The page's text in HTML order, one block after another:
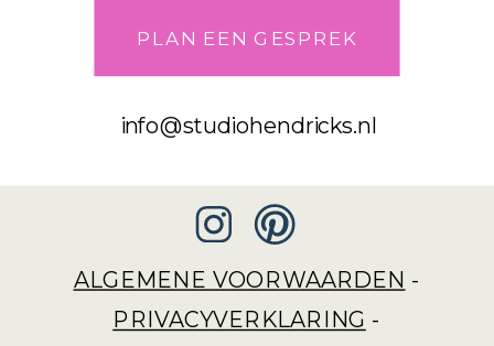
info@studiohendricks.nl
PLAN EEN GESPREK
ALGEMENE VOORWAARDEN -
PRIVACYVERKLARING -